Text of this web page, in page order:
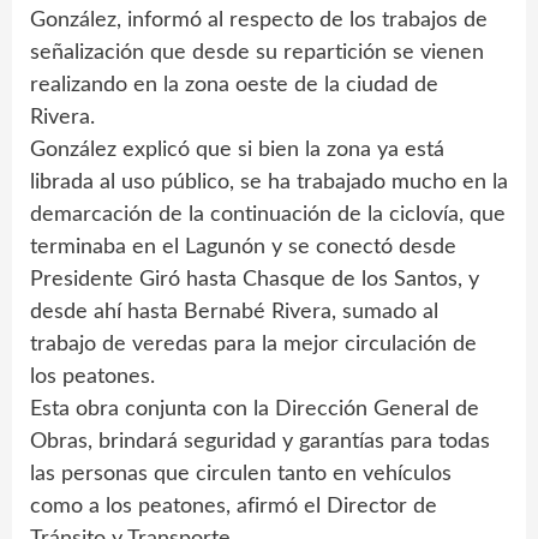
González, informó al respecto de los trabajos de
señalización que desde su repartición se vienen
realizando en la zona oeste de la ciudad de
Rivera.
González explicó que si bien la zona ya está
librada al uso público, se ha trabajado mucho en la
demarcación de la continuación de la ciclovía, que
terminaba en el Lagunón y se conectó desde
Presidente Giró hasta Chasque de los Santos, y
desde ahí hasta Bernabé Rivera, sumado al
trabajo de veredas para la mejor circulación de
los peatones.
Esta obra conjunta con la Dirección General de
Obras, brindará seguridad y garantías para todas
las personas que circulen tanto en vehículos
como a los peatones, afirmó el Director de